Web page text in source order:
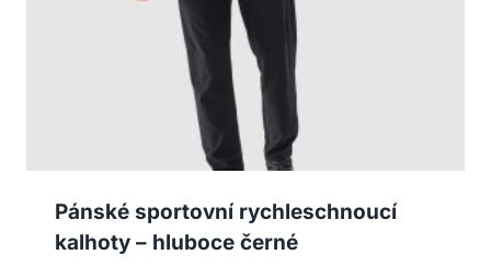
Pánské sportovní rychleschnoucí
kalhoty – hluboce černé